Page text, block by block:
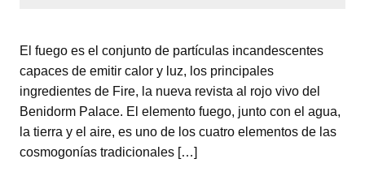
El fuego es el conjunto de partículas incandescentes
capaces de emitir calor y luz, los principales
ingredientes de Fire, la nueva revista al rojo vivo del
Benidorm Palace. El elemento fuego, junto con el agua,
la tierra y el aire, es uno de los cuatro elementos de las
cosmogonías tradicionales […]